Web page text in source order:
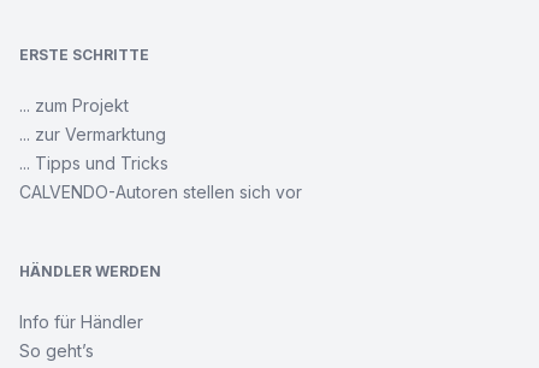
ERSTE SCHRITTE
... zum Projekt
... zur Vermarktung
... Tipps und Tricks
CALVENDO-Autoren stellen sich vor
HÄNDLER WERDEN
Info für Händler
So geht’s